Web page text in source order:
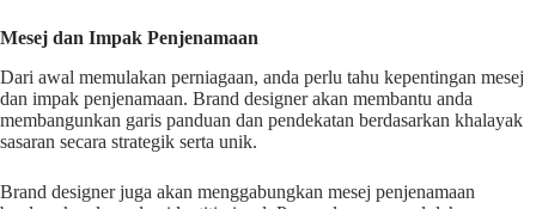
Mesej dan Impak Penjenamaan
Dari awal memulakan perniagaan, anda perlu tahu kepentingan mesej
dan impak penjenamaan. Brand designer akan membantu anda
membangunkan garis panduan dan pendekatan berdasarkan khalayak
sasaran secara strategik serta unik.
Brand designer juga akan menggabungkan mesej penjenamaan